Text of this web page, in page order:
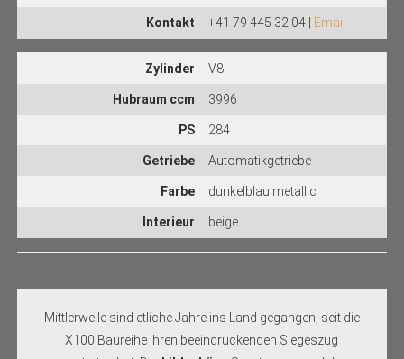
Kontakt +41 79 445 32 04 | Email
Zylinder V8
Hubraum ccm 3996
PS 284
Getriebe Automatikgetriebe
Farbe dunkelblau metallic
Interieur beige
Mittlerweile sind etliche Jahre ins Land gegangen, seit die
X100 Baureihe ihren beeindruckenden Siegeszug